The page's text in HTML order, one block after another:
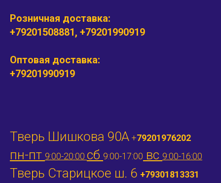
Розничная доставка:
+79201508881, +79201990919
Оптовая доставка:
+79201990919
Тверь Шишкова 90А +79201976202
пн-пт 9:00-20:00 сб 9:00-17:00 вс 9:00-16:00
Тверь Старицкое ш. 6 +79301813331